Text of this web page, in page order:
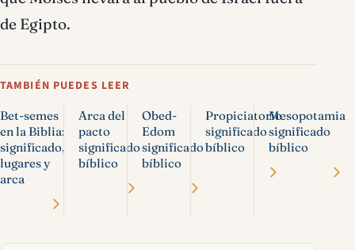
de Egipto.
TAMBIÉN PUEDES LEER
Bet-semes
en la Biblia:
significado,
lugares y
arca
Arca del
pacto
significado
bíblico
Obed-
Edom
significado
bíblico
Propiciatorio
significado
bíblico
Mesopotamia
significado
bíblico